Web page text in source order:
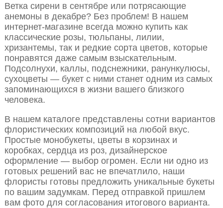
Ветка сирени в сентябре или потрясающие
анемоны в декабре? Без проблем! В нашем
интернет-магазине всегда можно купить как
классические розы, тюльпаны, лилии,
хризантемы, так и редкие сорта цветов, которые
понравятся даже самым взыскательным.
Подсолнухи, каллы, подснежники, ранункулюсы,
сухоцветы — букет с ними станет одним из самых
запоминающихся в жизни вашего близкого
человека.
В нашем каталоге представлены сотни вариантов
флористических композиций на любой вкус.
Простые монобукеты, цветы в корзинах и
коробках, сердца из роз, дизайнерское
оформление — выбор огромен. Если ни одно из
готовых решений вас не впечатлило, наши
флористы готовы предложить уникальные букеты
по вашим задумкам. Перед отправкой пришлем
вам фото для согласования итогового варианта.